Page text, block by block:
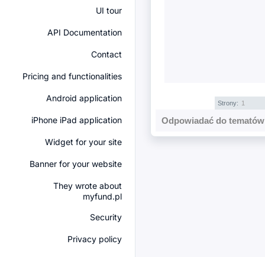
UI tour
API Documentation
Contact
Pricing and functionalities
Android application
iPhone iPad application
Widget for your site
Banner for your website
They wrote about
myfund.pl
Security
Privacy policy
Strony: 1
Odpowiadać do